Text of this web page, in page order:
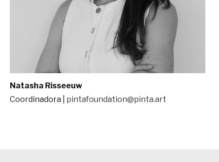
Natasha Risseeuw
Coordinadora | pintafoundation@pinta.art